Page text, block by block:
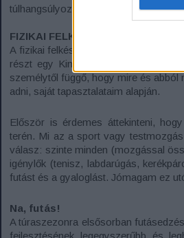
túlhangsúlyozni.
FIZIKAI FELKÉSZÜLÉS
A fizikai felkészülés olyan dolog, ami
részt egy Kinizsin, az csak mások
személytől függő, hogy mire és abból
adni, saját tapasztalataim alapján.
Először is érdemes áttekinteni,
terén. Mi az a sport vagy
válasz: szinte minden (mozgással
igénylők (tenisz, labdarúgás,
futást és a gyaloglást. Jómagam ez
Na, futás!
A túraszezonra elsősorban
fejlesztésének legegyszerűbb és